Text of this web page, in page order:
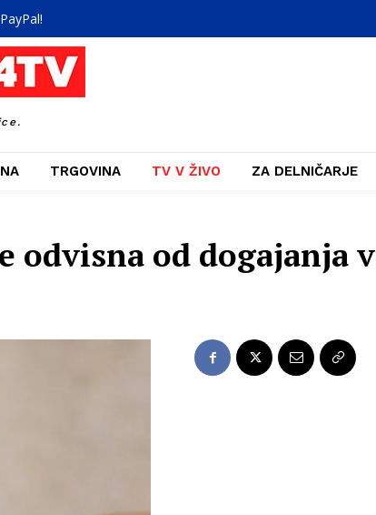
TRGOVINA TV V ŽIVO ZA DELNIČARJE
od dogajanja v